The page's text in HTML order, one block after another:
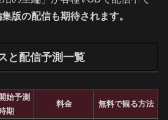
版の配信も期待されます。
と配信予測一覧
始予測
期
料金 無料で観る方法